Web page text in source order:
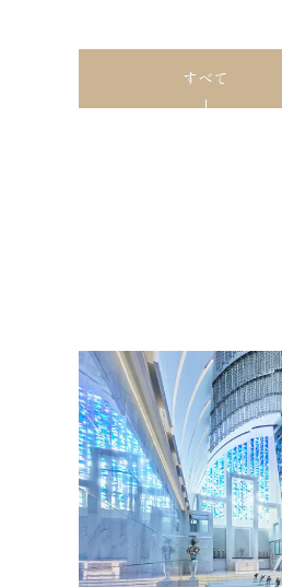
すべて